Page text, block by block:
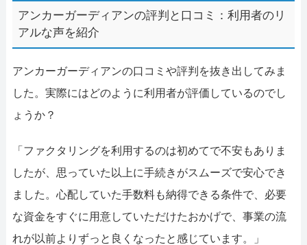
アンカーガーディアンの評判と口コミ：利用者のリ
アルな声を紹介
アンカーガーディアンの口コミや評判を抜き出してみま
した。実際にはどのように利用者が評価しているのでし
ょうか？
「ファクタリングを利用するのは初めてで不安もありま
したが、思っていた以上に手続きがスムーズで安心でき
ました。心配していた手数料も納得できる条件で、必要
な資金をすぐに用意していただけたおかげで、事業の流
れが以前よりずっと良くなったと感じています。」